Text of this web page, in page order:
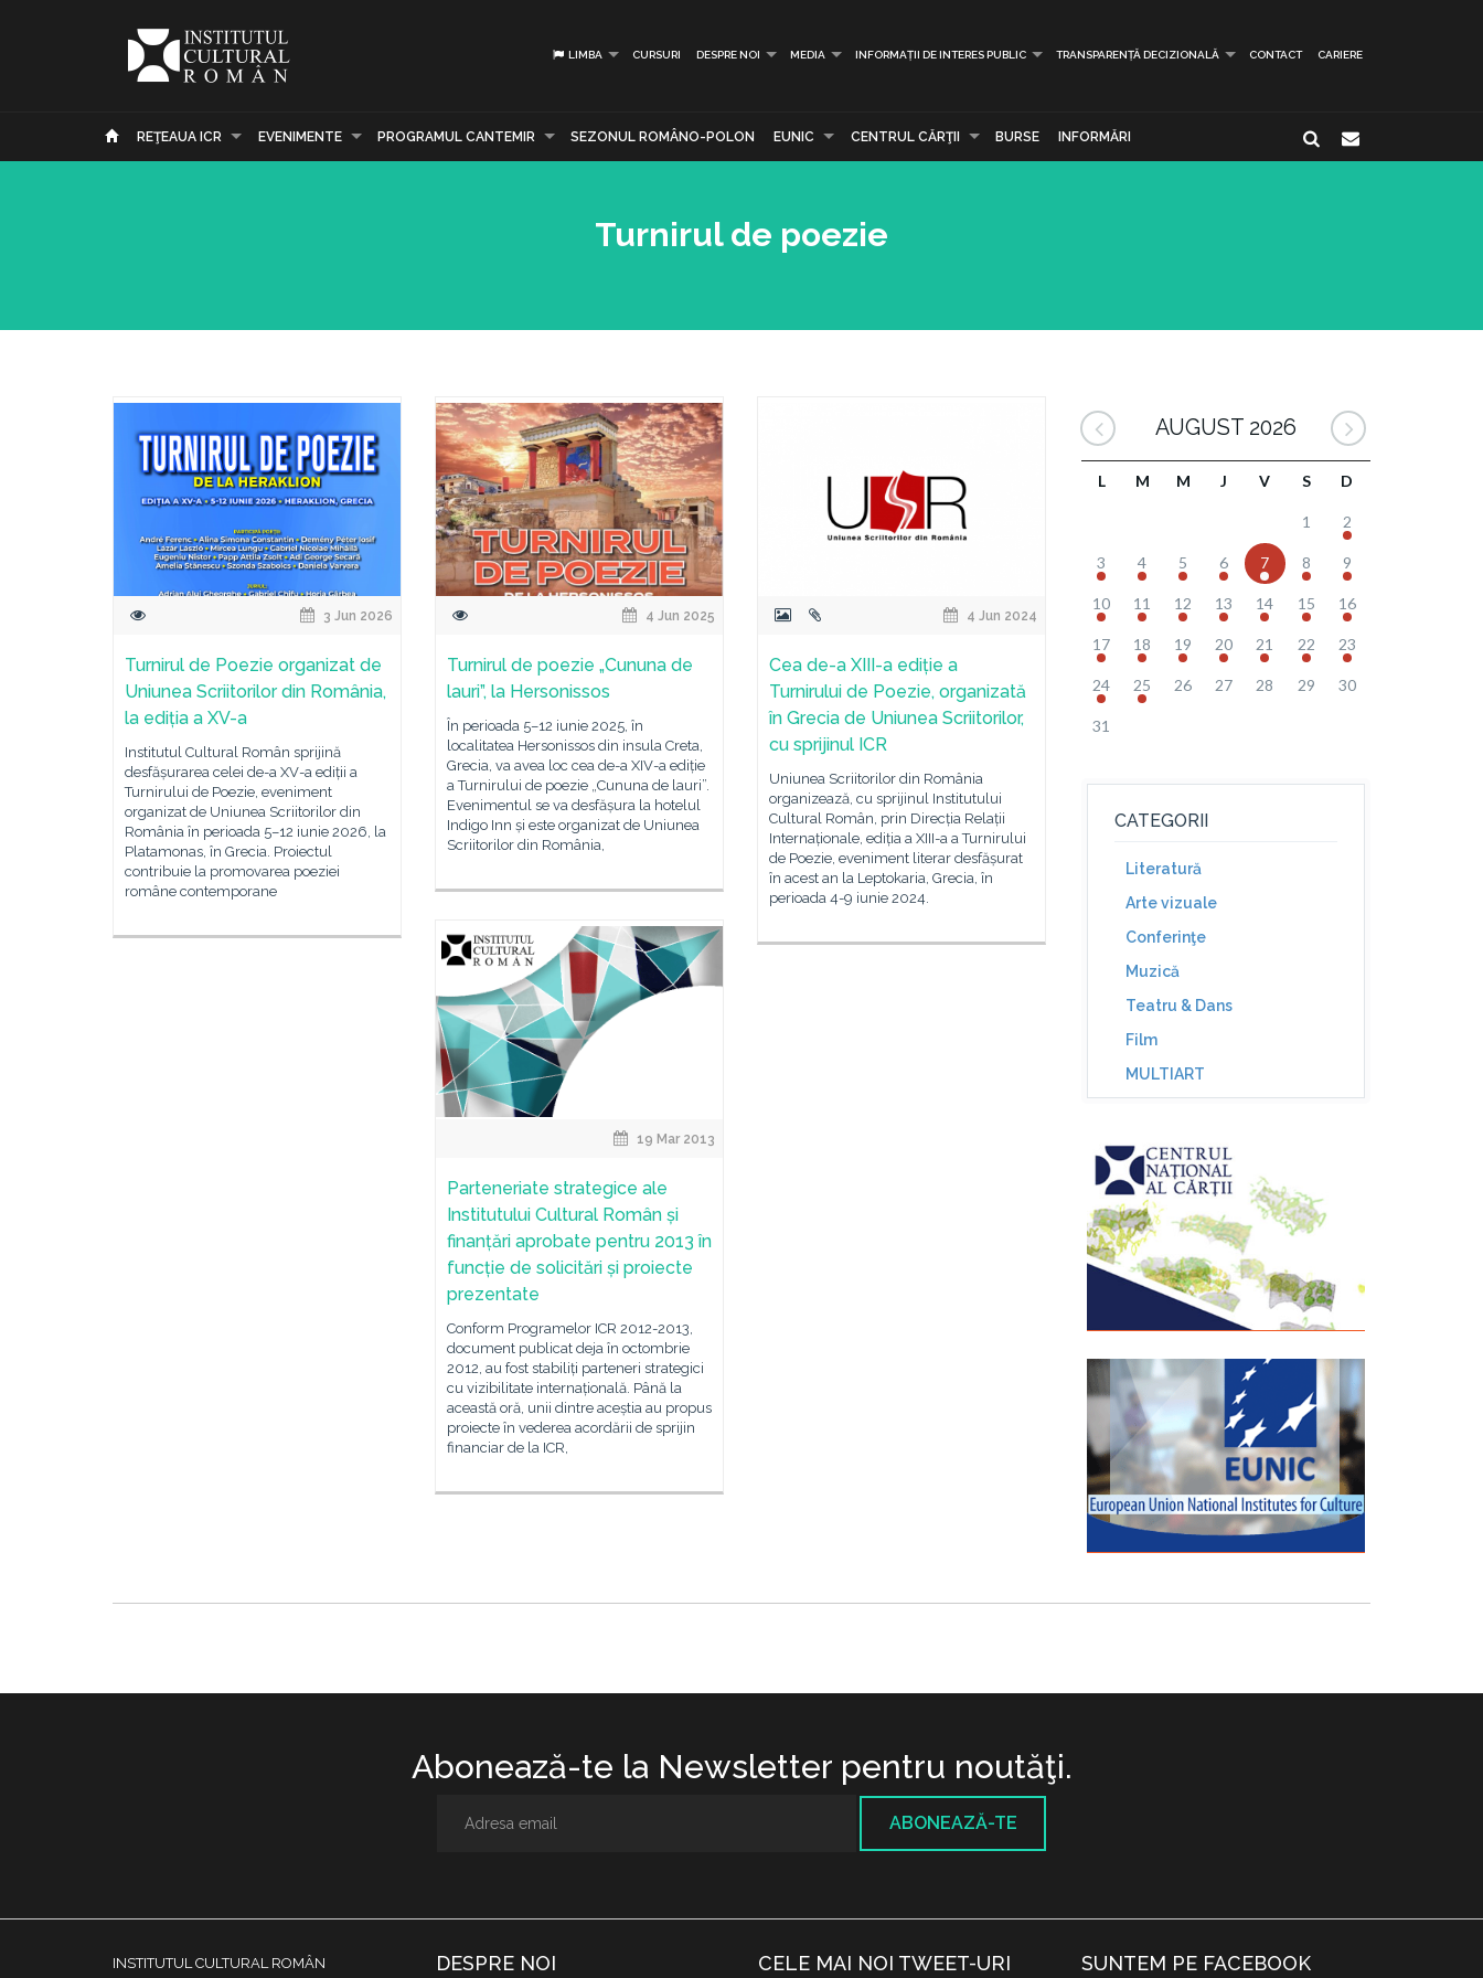
LIMBA CURSURI DESPRE NOI MEDIA INFORMAȚII DE INTERES PUBLIC TRANSPARENȚĂ DECIZIONALĂ CONTACT CARIERE
REŢEAUA ICR EVENIMENTE PROGRAMUL CANTEMIR SEZONUL ROMÂNO-POLON EUNIC CENTRUL CĂRŢII BURSE INFORMĂRI
Turnirul de poezie
3 Jun 2026
Turnirul de Poezie organizat de
Uniunea Scriitorilor din România,
la ediția a XV-a
Institutul Cultural Român sprijină
desfășurarea celei de-a XV-a ediții a
Turnirului de Poezie, eveniment
organizat de Uniunea Scriitorilor din
România în perioada 5–12 iunie 2026, la
Platamonas, în Grecia. Proiectul
contribuie la promovarea poeziei
române contemporane
4 Jun 2025
Turnirul de poezie „Cununa de
lauri”, la Hersonissos
În perioada 5–12 iunie 2025, în
localitatea Hersonissos din insula Creta,
Grecia, va avea loc cea de-a XIV-a ediție
a Turnirului de poezie „Cununa de lauri”.
Evenimentul se va desfășura la hotelul
Indigo Inn și este organizat de Uniunea
Scriitorilor din România,
4 Jun 2024
Cea de-a XIII-a ediție a
Turnirului de Poezie, organizată
în Grecia de Uniunea Scriitorilor,
cu sprijinul ICR
Uniunea Scriitorilor din România
organizează, cu sprijinul Institutului
Cultural Român, prin Direcția Relații
Internaționale, ediția a XIII-a a Turnirului
de Poezie, eveniment literar desfășurat
în acest an la Leptokaria, Grecia, în
perioada 4-9 iunie 2024.
19 Mar 2013
Parteneriate strategice ale
Institutului Cultural Român și
finanțări aprobate pentru 2013 în
funcție de solicitări și proiecte
prezentate
Conform Programelor ICR 2012-2013,
document publicat deja în octombrie
2012, au fost stabiliți parteneri strategici
cu vizibilitate internațională. Până la
această oră, unii dintre aceștia au propus
proiecte în vederea acordării de sprijin
financiar de la ICR,
AUGUST 2026
L M M J V S D
1 2
3 4 5 6 7 8 9
10 11 12 13 14 15 16
17 18 19 20 21 22 23
24 25 26 27 28 29 30
31
CATEGORII
Literatură
Arte vizuale
Conferinţe
Muzică
Teatru & Dans
Film
MULTIART
Abonează-te la Newsletter pentru noutăţi.
ABONEAZĂ-TE
INSTITUTUL CULTURAL ROMÂN
DESPRE NOI CELE MAI NOI TWEET-URI SUNTEM PE FACEBOOK